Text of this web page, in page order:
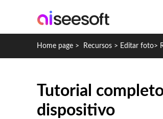
Home page > Recursos > Editar foto>
Tutorial
dispositivo